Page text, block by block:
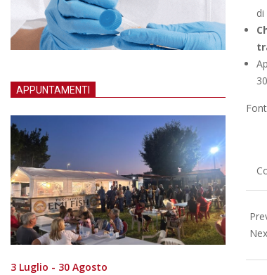
06-
APPUNTAMENTI
3 Luglio - 30 Agosto